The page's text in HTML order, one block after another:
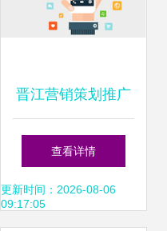
晋江营销策划推广
公司 科技赋能品牌
增长新引擎
查看详情
更新时间：2026-08-06
09:17:05